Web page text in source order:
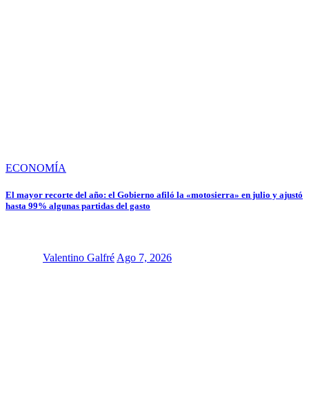
ECONOMÍA
El mayor recorte del año: el Gobierno afiló la «motosierra» en julio y ajustó
hasta 99% algunas partidas del gasto
Valentino Galfré Ago 7, 2026